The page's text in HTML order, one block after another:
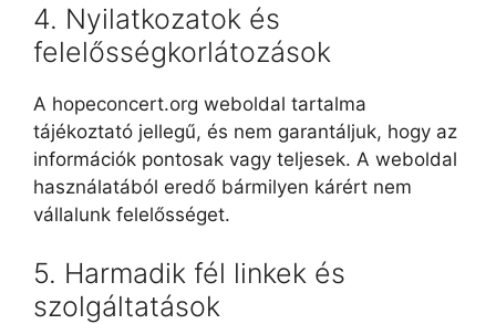
4. Nyilatkozatok és
felelősségkorlátozások
A hopeconcert.org weboldal tartalma
tájékoztató jellegű, és nem garantáljuk, hogy az
információk pontosak vagy teljesek. A weboldal
használatából eredő bármilyen kárért nem
vállalunk felelősséget.
5. Harmadik fél linkek és
szolgáltatások